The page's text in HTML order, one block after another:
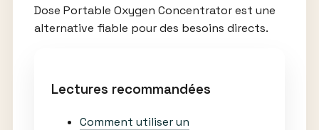
Dose Portable Oxygen Concentrator est une
alternative fiable pour des besoins directs.
Lectures recommandées
Comment utiliser un